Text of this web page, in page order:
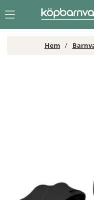
Hem
Cybex Coya 2026 Duovagn